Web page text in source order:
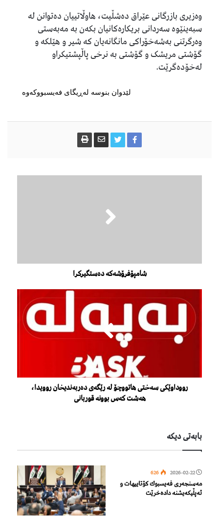
وەزیری بازرگانی عێراق دەشڵیت، ھاوڵاتییان دەتوانن لە
سبەینێوە سەردانی بریکارەکانیان بکەن بە مەبەستی
وەرگرتنی بەشەخۆراکی مانگانەیان کە شیر و ھێلکە و
گۆشتی مریشک و گۆشتی بە نرخی پاڵپشتیکراو
لەخۆدەگرێت.
لێدوان بنوسە لەڕیگای فەیسبووکەوە
شامپۆفرۆشەکە دەستگیرکرا
رووداوێکی سەختی هاتووچۆ لە رێگەی دەربەندیخان روویدا،
هەشت کەس بوونە قوربانی
بابەتی دیكە
2026-02-22
626
مه‌سنجه‌ری فه‌یسبوك كۆتاییهات و
ئەپڵیکەیشنە دادەخرێت